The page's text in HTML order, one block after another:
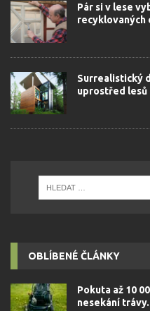
Pár si v lese
recyklovaných
Surrealistický
uprostřed lesů
OBLÍBENÉ ČLÁNKY
Pokuta až 10
nesekání